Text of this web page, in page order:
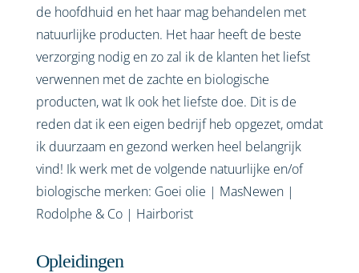
de hoofdhuid en het haar mag behandelen met
natuurlijke producten. Het haar heeft de beste
verzorging nodig en zo zal ik de klanten het liefst
verwennen met de zachte en biologische
producten, wat Ik ook het liefste doe. Dit is de
reden dat ik een eigen bedrijf heb opgezet, omdat
ik duurzaam en gezond werken heel belangrijk
vind! Ik werk met de volgende natuurlijke en/of
biologische merken: Goei olie | MasNewen |
Rodolphe & Co | Hairborist
Opleidingen